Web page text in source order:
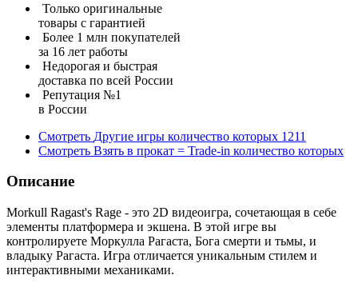
Только оригинальные
товары с гарантией
Более 1 млн покупателей
за 16 лет работы
Недорогая и быстрая
доставка по всей России
Репутация №1
в России
Смотреть Другие игры количество которых 1211
Смотреть Взять в прокат = Trade-in количество которых
Описание
Morkull Ragast's Rage - это 2D видеоигра, сочетающая в себе
элементы платформера и экшена. В этой игре вы
контролируете Моркулла Рагаста, Бога смерти и тьмы, и
владыку Рагаста. Игра отличается уникальным стилем и
интерактивными механиками.